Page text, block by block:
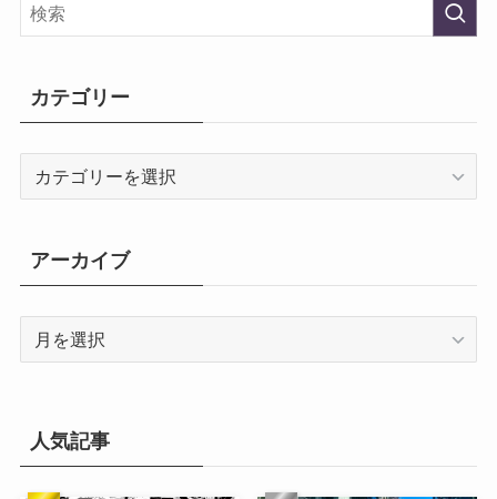
カテゴリー
リ
ー
アーカイブ
ブ人気記事